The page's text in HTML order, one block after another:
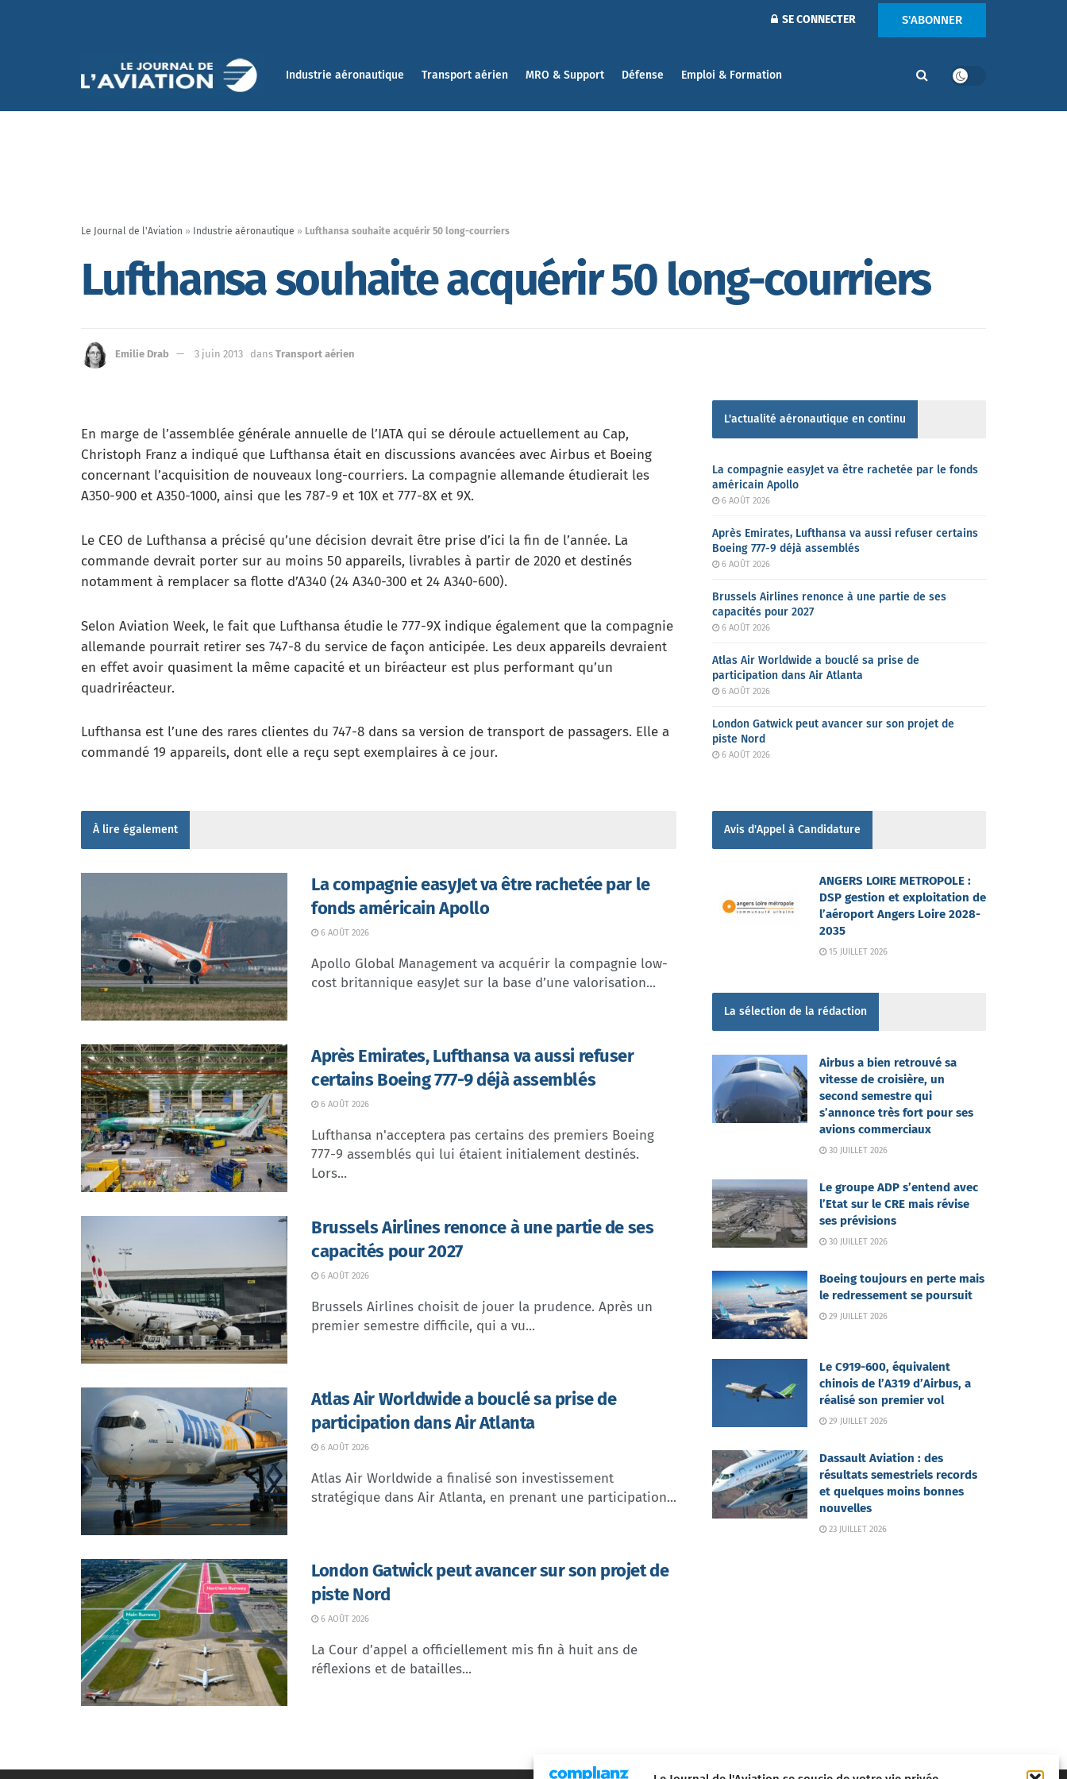
SE CONNECTER S'ABONNER
Industrie aéronautique Transport aérien MRO & Support Défense Emploi & Formation
Le Journal de l'Aviation » Industrie aéronautique » Lufthansa souhaite acquérir 50 long-courriers
Lufthansa souhaite acquérir 50 long-courriers
Emilie Drab 3 juin 2013 dans Transport aérien
En marge de l’assemblée générale annuelle de l’IATA qui se déroule actuellement au Cap,
Christoph Franz a indiqué que Lufthansa était en discussions avancées avec Airbus et Boeing
concernant l’acquisition de nouveaux long-courriers. La compagnie allemande étudierait les
A350-900 et A350-1000, ainsi que les 787-9 et 10X et 777-8X et 9X.
Le CEO de Lufthansa a précisé qu’une décision devrait être prise d’ici la fin de l’année. La
commande devrait porter sur au moins 50 appareils, livrables à partir de 2020 et destinés
notamment à remplacer sa flotte d’A340 (24 A340-300 et 24 A340-600).
Selon Aviation Week, le fait que Lufthansa étudie le 777-9X indique également que la compagnie
allemande pourrait retirer ses 747-8 du service de façon anticipée. Les deux appareils devraient
en effet avoir quasiment la même capacité et un biréacteur est plus performant qu’un
quadriréacteur.
Lufthansa est l’une des rares clientes du 747-8 dans sa version de transport de passagers. Elle a
commandé 19 appareils, dont elle a reçu sept exemplaires à ce jour.
À lire également
La compagnie easyJet va être rachetée par le
fonds américain Apollo
6 AOÛT 2026
Apollo Global Management va acquérir la compagnie low-
cost britannique easyJet sur la base d’une valorisation...
Après Emirates, Lufthansa va aussi refuser
certains Boeing 777-9 déjà assemblés
6 AOÛT 2026
Lufthansa n'acceptera pas certains des premiers Boeing
777-9 assemblés qui lui étaient initialement destinés.
Lors...
Brussels Airlines renonce à une partie de ses
capacités pour 2027
6 AOÛT 2026
Brussels Airlines choisit de jouer la prudence. Après un
premier semestre difficile, qui a vu...
Atlas Air Worldwide a bouclé sa prise de
participation dans Air Atlanta
6 AOÛT 2026
Atlas Air Worldwide a finalisé son investissement
stratégique dans Air Atlanta, en prenant une participation...
London Gatwick peut avancer sur son projet de
piste Nord
6 AOÛT 2026
La Cour d’appel a officiellement mis fin à huit ans de
réflexions et de batailles...
L'actualité aéronautique en continu
La compagnie easyJet va être rachetée par le fonds
américain Apollo
6 AOÛT 2026
Après Emirates, Lufthansa va aussi refuser certains
Boeing 777-9 déjà assemblés
6 AOÛT 2026
Brussels Airlines renonce à une partie de ses
capacités pour 2027
6 AOÛT 2026
Atlas Air Worldwide a bouclé sa prise de
participation dans Air Atlanta
6 AOÛT 2026
London Gatwick peut avancer sur son projet de
piste Nord
6 AOÛT 2026
Avis d'Appel à Candidature
ANGERS LOIRE METROPOLE :
DSP gestion et exploitation de
l’aéroport Angers Loire 2028-
2035
15 JUILLET 2026
La sélection de la rédaction
Airbus a bien retrouvé sa
vitesse de croisière, un
second semestre qui
s’annonce très fort pour ses
avions commerciaux
30 JUILLET 2026
Le groupe ADP s’entend avec
l’Etat sur le CRE mais révise
ses prévisions
30 JUILLET 2026
Boeing toujours en perte mais
le redressement se poursuit
29 JUILLET 2026
Le C919-600, équivalent
chinois de l’A319 d’Airbus, a
réalisé son premier vol
29 JUILLET 2026
Dassault Aviation : des
résultats semestriels records
et quelques moins bonnes
nouvelles
23 JUILLET 2026